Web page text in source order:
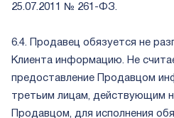
25.07.2011 № 261-ФЗ.
6.4. Продавец обязуется не
Клиента информацию. Не
предоставление Продавцом
третьим лицам, действующим
Продавцом, для исполнения